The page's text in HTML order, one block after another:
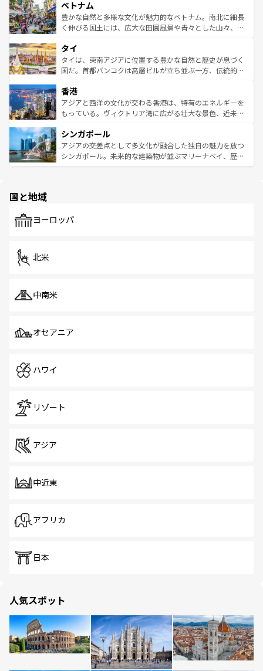
参照してほしい。
容にもいいと評判のスイーツなど、バラエティ豊かな料理
が味わえる。 なお、新着の台湾情報は コンテンツ一覧を参
照してほしい。
き、地方に足を延ばせば四季折々の自然美を楽しむことが
できる。そして、キムチや焼肉、絶品のストリートフード
まで、さまざまな韓国料理が待っている。夜には、韓国な
リティに包まれながら、韓国の多彩な魅力を心ゆくまで味
わってみてほしい。 なお、新着の韓国情報はコンテンツ一
覧を参照してほしい。
ベトナム
豊かな自然と多様な文化が魅力的なベトナム。南北に細長
く伸びる国土には、広大な田園風景や青々とした山々、世
急速な発展と共に伝統が息づく。ハノイの古い町並みやホ
ーチミン市のフランス統治時代の建物も、独特の雰囲気を
醸し出している。また、バラエティの豊かさとおいしさで
とつ。フォーやバインミー、ベトナムコーヒーなどは、ぜ
ひ現地で味わいたい。どの地域を訪れてもあたたかい人々
が旅行者を迎えてくれるので、きっと忘れられない旅にな
参照してほしい。
タイ
タイは、東南アジアに位置する豊かな自然と歴史が息づく
国だ。首都バンコクは高層ビルが立ち並ぶ一方、伝統的な
の活気が交差している。北部ではチェンマイなどの山岳地
帯で自然と触れ合い、南部ではプーケットやクラビの美し
いビーチでリゾート気分を楽しむことができる。タイ料理
激する。気候は一年中温暖で、どの季節にも異なる楽しみ
が待っている。親しみやすいタイの人々、仏教を中心とし
た文化、そして多様な観光資源が、訪れる旅人を魅了し続
香港
アジアと西洋の文化が交わる香港は、特有のエネルギーを
もっている。ヴィクトリア湾に広がる壮大な景色、近未来
み、どこを訪れても感動するはず。観光スポットが密集し
ており、効率よく見どころを回れるのも魅力。息をのむよ
うな絶景から文化的な体験まで、香港を存分に楽しみ尽く
シンガポール
アジアの交差点として多文化が融合した独自の魅力を放つ
シンガポール。未来的な建築物が並ぶマリーナベイ、歴史
で、ホーカーズは地元の風情を楽しめる外せないスポット
国と地域
ヨーロッパ
北米
中南米
オセアニア
ハワイ
リゾート
アジア
中近東
アフリカ
日本
人気スポット